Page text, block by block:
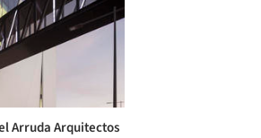
Arruda Arquitectos